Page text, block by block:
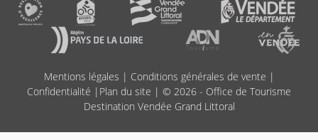
Mentions légales | Conditions générales de vente |
Confidentialité | Plan du site | © 2026 - Office de Tourisme
Destination Vendée Grand Littoral